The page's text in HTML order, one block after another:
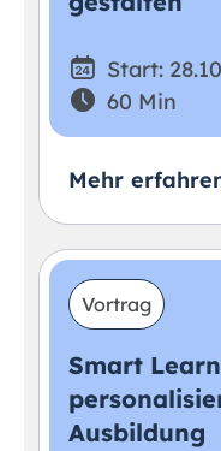
Start:
60 Min
Mehr
Vortrag
Smart
Ausbildung